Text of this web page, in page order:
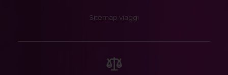
Sitemap viaggi